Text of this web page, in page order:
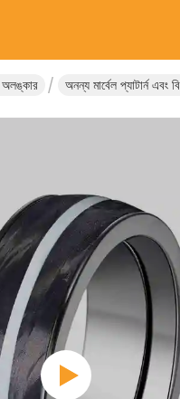
অলঙ্কার অনন্য মার্বেল প্যাটার্ন